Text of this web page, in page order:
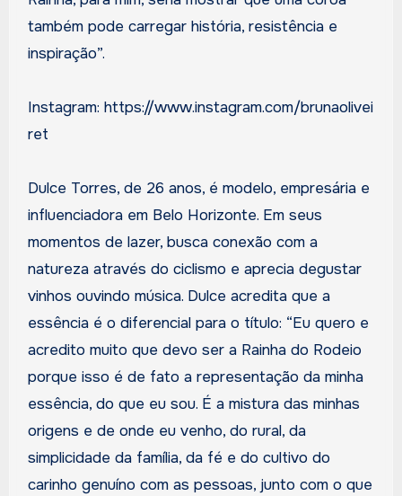
também pode carregar história, resistência e
inspiração”.
Instagram: https://www.instagram.com/brunaolivei
ret
Dulce Torres, de 26 anos, é modelo, empresária e
influenciadora em Belo Horizonte. Em seus
momentos de lazer, busca conexão com a
natureza através do ciclismo e aprecia degustar
vinhos ouvindo música. Dulce acredita que a
essência é o diferencial para o título: “Eu quero e
acredito muito que devo ser a Rainha do Rodeio
porque isso é de fato a representação da minha
essência, do que eu sou. É a mistura das minhas
origens e de onde eu venho, do rural, da
simplicidade da família, da fé e do cultivo do
carinho genuíno com as pessoas, junto com o que